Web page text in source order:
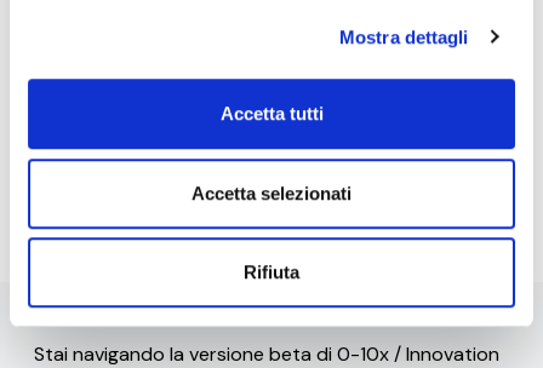
Mostra dettagli
Accetta tutti
Accetta selezionati
Rifiuta
Regolamento UE 2016/679 – GDPR. Esprimo il
di marketing diretto dell'informativa per il
trattamento dei dati personali.
Iscriviti alla Newsletter
Stai navigando la versione beta di 0-10x / Innovation